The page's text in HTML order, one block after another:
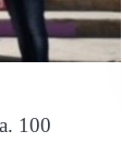
100